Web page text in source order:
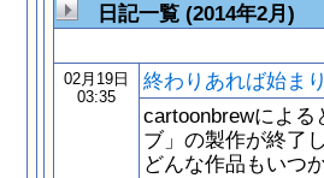
日記一覧 (2014年2月)
02月19日
03:35
終わりあれば始ま
cartoonbrewによ
ブ」の製作が終了
どんな作品もいつ